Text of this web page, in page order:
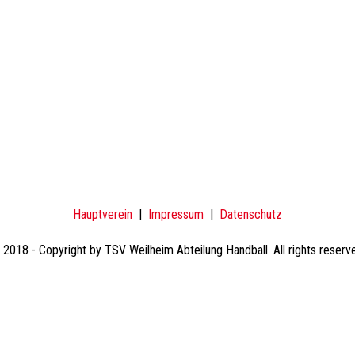
Hauptverein | Impressum | Datenschutz
- Copyright by TSV Weilheim Abteilung Handball. All rights